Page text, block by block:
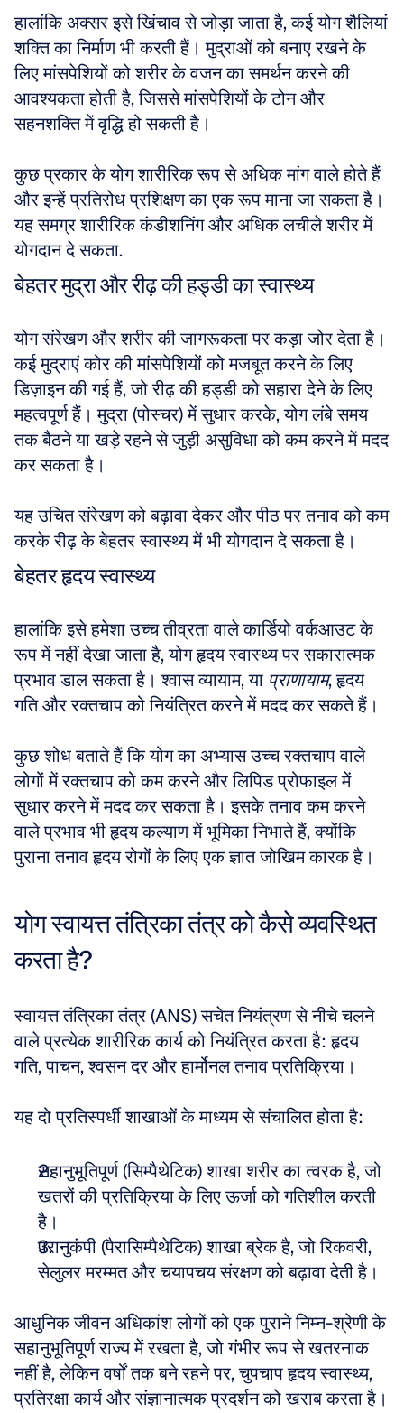
हालांकि अक्सर इसे खिंचाव से जोड़ा जाता है, कई योग शैलियां
शक्ति का निर्माण भी करती हैं। मुद्राओं को बनाए रखने के
लिए मांसपेशियों को शरीर के वजन का समर्थन करने की
आवश्यकता होती है, जिससे मांसपेशियों के टोन और
सहनशक्ति में वृद्धि हो सकती है।
कुछ प्रकार के योग शारीरिक रूप से अधिक मांग वाले होते हैं
और इन्हें प्रतिरोध प्रशिक्षण का एक रूप माना जा सकता है।
यह समग्र शारीरिक कंडीशनिंग और अधिक लचीले शरीर में
योगदान दे सकता.
बेहतर मुद्रा और रीढ़ की हड्डी का स्वास्थ्य
योग संरेखण और शरीर की जागरूकता पर कड़ा जोर देता है।
कई मुद्राएं कोर की मांसपेशियों को मजबूत करने के लिए
डिज़ाइन की गई हैं, जो रीढ़ की हड्डी को सहारा देने के लिए
महत्वपूर्ण हैं। मुद्रा (पोस्चर) में सुधार करके, योग लंबे समय
तक बैठने या खड़े रहने से जुड़ी असुविधा को कम करने में मदद
कर सकता है।
यह उचित संरेखण को बढ़ावा देकर और पीठ पर तनाव को कम
करके रीढ़ के बेहतर स्वास्थ्य में भी योगदान दे सकता है।
बेहतर हृदय स्वास्थ्य
हालांकि इसे हमेशा उच्च तीव्रता वाले कार्डियो वर्कआउट के
रूप में नहीं देखा जाता है, योग हृदय स्वास्थ्य पर सकारात्मक
प्रभाव डाल सकता है। श्वास व्यायाम, या प्राणायाम, हृदय
गति और रक्तचाप को नियंत्रित करने में मदद कर सकते हैं।
कुछ शोध बताते हैं कि योग का अभ्यास उच्च रक्तचाप वाले
लोगों में रक्तचाप को कम करने और लिपिड प्रोफाइल में
सुधार करने में मदद कर सकता है। इसके तनाव कम करने
वाले प्रभाव भी हृदय कल्याण में भूमिका निभाते हैं, क्योंकि
पुराना तनाव हृदय रोगों के लिए एक ज्ञात जोखिम कारक है।
योग स्वायत्त तंत्रिका तंत्र को कैसे व्यवस्थित
करता है?
स्वायत्त तंत्रिका तंत्र (ANS) सचेत नियंत्रण से नीचे चलने
वाले प्रत्येक शारीरिक कार्य को नियंत्रित करता है: हृदय
गति, पाचन, श्वसन दर और हार्मोनल तनाव प्रतिक्रिया।
यह दो प्रतिस्पर्धी शाखाओं के माध्यम से संचालित होता है:
सहानुभूतिपूर्ण (सिम्पैथेटिक) शाखा शरीर का त्वरक है, जो
खतरों की प्रतिक्रिया के लिए ऊर्जा को गतिशील करती
है।
परानुकंपी (पैरासिम्पैथेटिक) शाखा ब्रेक है, जो रिकवरी,
सेलुलर मरम्मत और चयापचय संरक्षण को बढ़ावा देती है।
आधुनिक जीवन अधिकांश लोगों को एक पुराने निम्न-श्रेणी के
सहानुभूतिपूर्ण राज्य में रखता है, जो गंभीर रूप से खतरनाक
नहीं है, लेकिन वर्षों तक बने रहने पर, चुपचाप हृदय स्वास्थ्य,
प्रतिरक्षा कार्य और संज्ञानात्मक प्रदर्शन को खराब करता है।